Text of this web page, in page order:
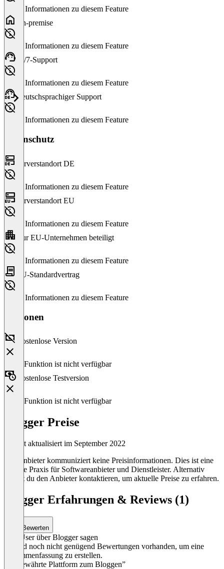
Keine Informationen zu diesem Feature
On-premise
Keine Informationen zu diesem Feature
24/7-Support
Keine Informationen zu diesem Feature
Deutschsprachiger Support
Keine Informationen zu diesem Feature
Datenschutz
Serverstandort DE
Keine Informationen zu diesem Feature
Serverstandort EU
Keine Informationen zu diesem Feature
Nur EU-Unternehmen beteiligt
Keine Informationen zu diesem Feature
EU-Standardvertrag
Keine Informationen zu diesem Feature
Versionen
Kostenlose Version
Diese Funktion ist nicht verfügbar
Kostenlose Testversion
Diese Funktion ist nicht verfügbar
Blogger Preise
Zuletzt aktualisiert im September 2022
Der Anbieter kommuniziert keine Preisinformationen. Dies ist eine
übliche Praxis für Softwareanbieter und Dienstleister. Alternativ
kannst du den Anbieter kontaktieren, um aktuelle Preise zu erfahren.
Blogger Erfahrungen & Reviews (1)
Bewerten
Was User über Blogger sagen
Es sind noch nicht genügend Bewertungen vorhanden, um eine
Zusammenfassung zu erstellen.
“Altbewährte Plattform zum Bloggen”